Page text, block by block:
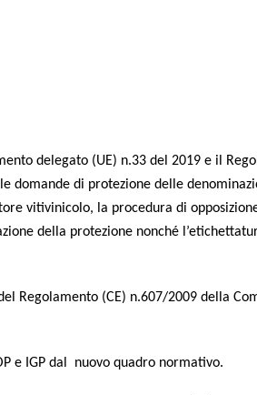
dele­ga­to (UE) n.33 del 2019 e il
doman­de di pro­te­zio­ne del­le
viti­vi­ni­co­lo, la pro­ce­du­ra di
del­la pro­te­zio­ne non­ché
Rego­la­men­to (CE) n.607/2009 del­la
e IGP dal nuo­vo qua­dro normativo.